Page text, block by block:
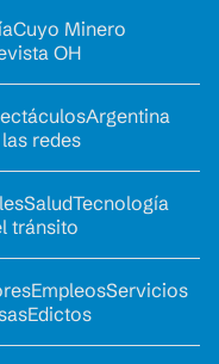
Cuyo Minero
OH
Argentina
redes
SaludTecnología
tránsito
EmpleosServicios
Edictos